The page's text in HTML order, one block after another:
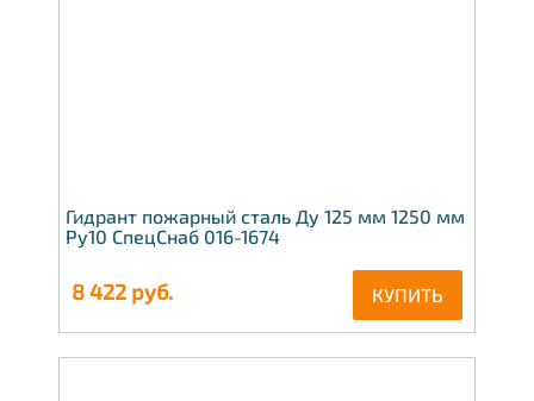
Гидрант пожарный сталь Ду 125 мм 1250 мм
Ру10 СпецСнаб 016-1674
8 422 руб. КУПИТЬ